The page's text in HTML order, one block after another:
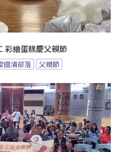
彩繪蛋糕慶父親節
國浦部落 父親節